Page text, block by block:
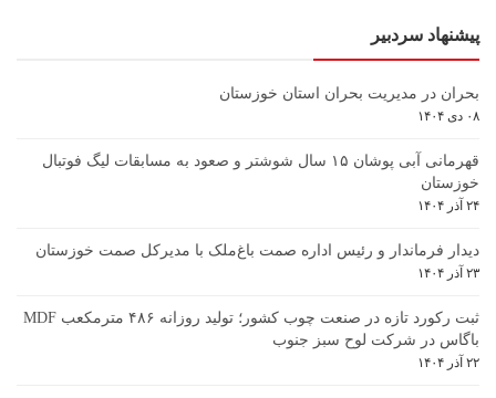
پیشنهاد سردبیر
بحران در مدیریت بحران استان خوزستان
۰۸ دی ۱۴۰۴
قهرمانی آبی پوشان ۱۵ سال شوشتر و صعود به مسابقات لیگ فوتبال
خوزستان
۲۴ آذر ۱۴۰۴
دیدار فرماندار و رئیس اداره صمت باغ‌ملک با مدیرکل صمت خوزستان
۲۳ آذر ۱۴۰۴
ثبت رکورد تازه در صنعت چوب کشور؛ تولید روزانه ۴۸۶ مترمکعب MDF
باگاس در شرکت لوح سبز جنوب
۲۲ آذر ۱۴۰۴